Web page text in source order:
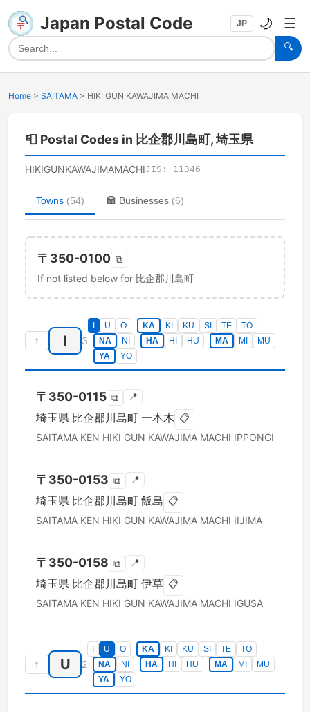
Japan Postal Code
🔍
JP 🌙 ☰
Home > SAITAMA > HIKI GUN KAWAJIMA MACHI
📮 Postal Codes in 比企郡川島町, 埼玉県
HIKIGUNKAWAJIMAMACHIJIS: 11346
Towns (54) 🏣 Businesses (6)
〒 350-0100 ⧉
If not listed below for 比企郡川島町
↑ I 3
U O KA KI KU SI TE
TO
NA
NI HA HI HU MA MI
MU
YA
YO
〒 350-0115 ⧉ 📍
埼玉県 比企郡川島町 一本木 📋
SAITAMA KEN HIKI GUN KAWAJIMA MACHI IPPONGI
〒 350-0153 ⧉ 📍
埼玉県 比企郡川島町 飯島 📋
SAITAMA KEN HIKI GUN KAWAJIMA MACHI IIJIMA
〒 350-0158 ⧉ 📍
埼玉県 比企郡川島町 伊草 📋
SAITAMA KEN HIKI GUN KAWAJIMA MACHI IGUSA
↑ U 2
U O KA KI KU SI TE
TO
NA
NI HA HI HU MA MI
MU
YA
YO